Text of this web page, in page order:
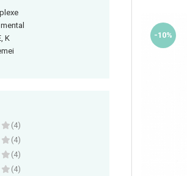
K
(4)
(4)
(4)
(4)
-10%